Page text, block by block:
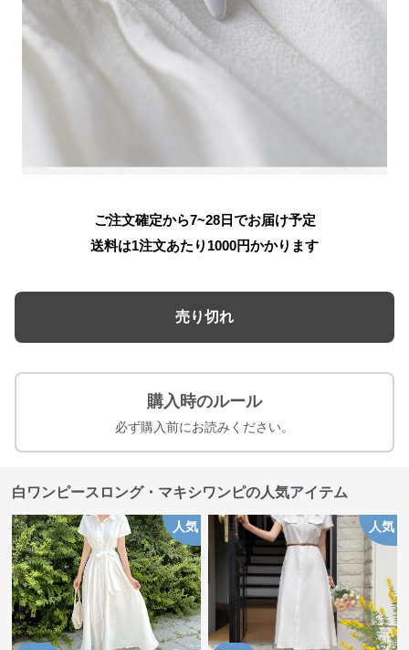
ご注文確定から7~28日でお届け予定
送料は1注文あたり 1000円かかります
売り切れ
購入時のルール
必ず購入前にお読みください。
白ワンピースロング・マキシワンピの人気アイテム
人気 人気